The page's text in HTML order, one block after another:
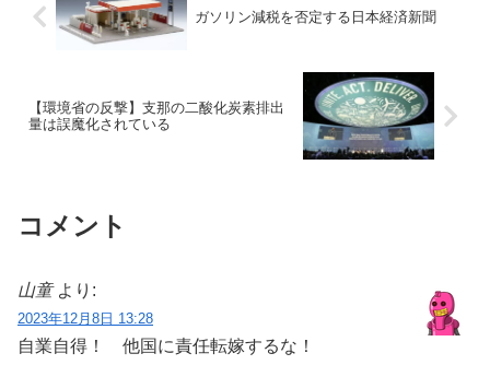
ガソリン減税を否定する日本経済新聞
【環境省の反撃】支那の二酸化炭素排出
量は誤魔化されている
コメント
山童 より:
2023年12月8日 13:28
自業自得！ 他国に責任転嫁するな！